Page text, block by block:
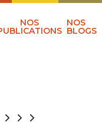
NOS NOS
BLOGS